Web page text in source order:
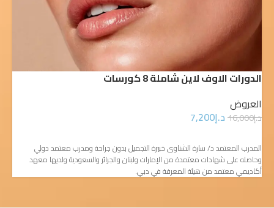
الكورس الكوري بالكامل 5 Seation
العروض
د.إ9,000د.إ5,400
المدرب المعتمد د/ سارة الشناوى خبيرة التجميل بدون جراحة ومدرب معتمد دولي
وحاصله على شهادات معتمدة من الإمارات ولبنان والجرائر والسعودية ولديها معهد
أكاديمي معتمد من هيئة المعرفة في دبي.